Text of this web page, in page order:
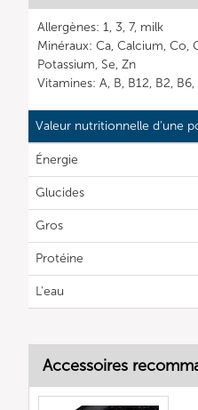
Allergènes: 1, 3, 7, milk
Minéraux: Ca, Calcium, Co,
Potassium, Se, Zn
Vitamines: A, B, B12, B2,
Valeur nutritionnelle d'une
Énergie
Glucides
Gros
Protéine
L'eau
Accessoires